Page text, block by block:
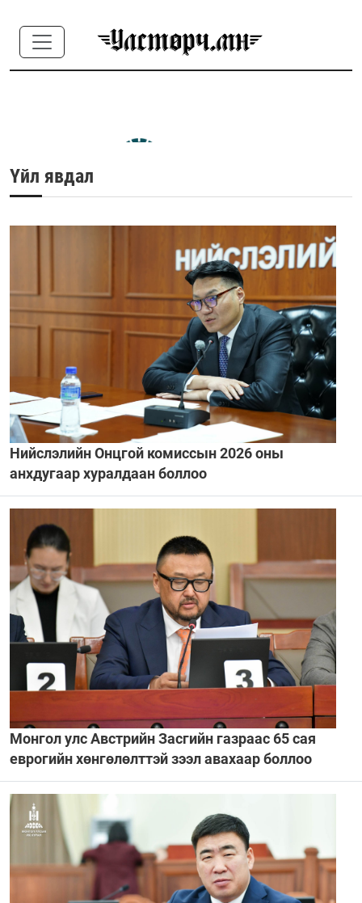
Үйл явдал
Нийслэлийн Онцгой комиссын 2026 оны
анхдугаар хуралдаан боллоо
Монгол улс Австрийн Засгийн газраас 65 сая
еврогийн хөнгөлөлттэй зээл авахаар боллоо